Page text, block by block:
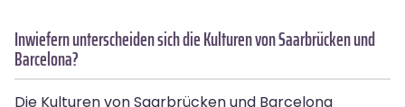
Inwiefern unterscheiden sich die Kulturen von Saarbrücken und
Barcelona?
Die Kulturen von Saarbrücken und Barcelona